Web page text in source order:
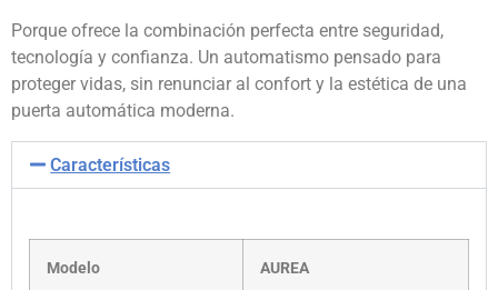
Porque ofrece la combinación perfecta entre seguridad,
tecnología y confianza. Un automatismo pensado para
proteger vidas, sin renunciar al confort y la estética de una
puerta automática moderna.
Características
Modelo AUREA